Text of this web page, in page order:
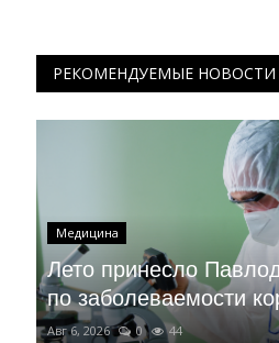
РЕКОМЕНДУЕМЫЕ НОВОСТИ
Медицина
Лето принесло
по заболеваемости
Авг 6, 2026 0 44